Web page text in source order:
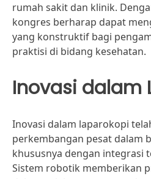
rumah sakit dan klinik.
kongres berharap dapat
yang konstruktif bagi
praktisi di bidang kesehatan.
Inovasi dalam
Inovasi dalam laparokopi
perkembangan pesat dalam
khususnya dengan integrasi
Sistem robotik memberikan